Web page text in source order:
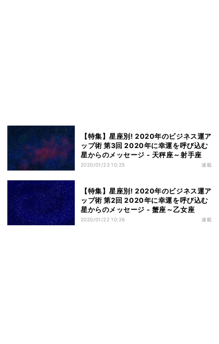
【特集】星座別! 2020年のビジネス運ア
ップ術 第3回 2020年に幸運を呼び込む
星からのメッセージ - 天秤座～射手座
2020/01/23 10:25 連載
【特集】星座別! 2020年のビジネス運ア
ップ術 第2回 2020年に幸運を呼び込む
星からのメッセージ - 蟹座～乙女座
2020/01/22 10:26 連載